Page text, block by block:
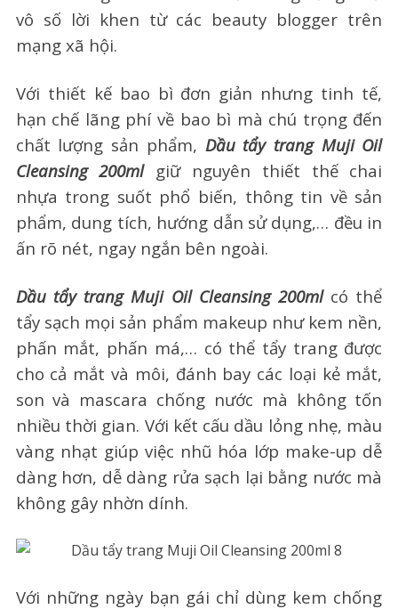
vô số lời khen từ các beauty blogger trên
mạng xã hội.
Với thiết kế bao bì đơn giản nhưng tinh tế,
hạn chế lãng phí về bao bì mà chú trọng đến
chất lượng sản phẩm, Dầu tẩy trang Muji Oil
Cleansing 200mlgiữ nguyên thiết thế chai
nhựa trong suốt phổ biến, thông tin về sản
phẩm, dung tích, hướng dẫn sử dụng,… đều in
ấn rõ nét, ngay ngắn bên ngoài.
Dầu tẩy trang Muji Oil Cleansing 200mlcó thể
tẩy sạch mọi sản phẩm makeup như kem nền,
phấn mắt, phấn má,… có thể tẩy trang được
cho cả mắt và môi, đánh bay các loại kẻ mắt,
son và mascara chống nước mà không tốn
nhiều thời gian. Với kết cấu dầu lỏng nhẹ, màu
vàng nhạt giúp việc nhũ hóa lớp make-up dễ
dàng hơn, dễ dàng rửa sạch lại bằng nước mà
không gây nhờn dính.
Với những ngày bạn gái chỉ dùng kem chống